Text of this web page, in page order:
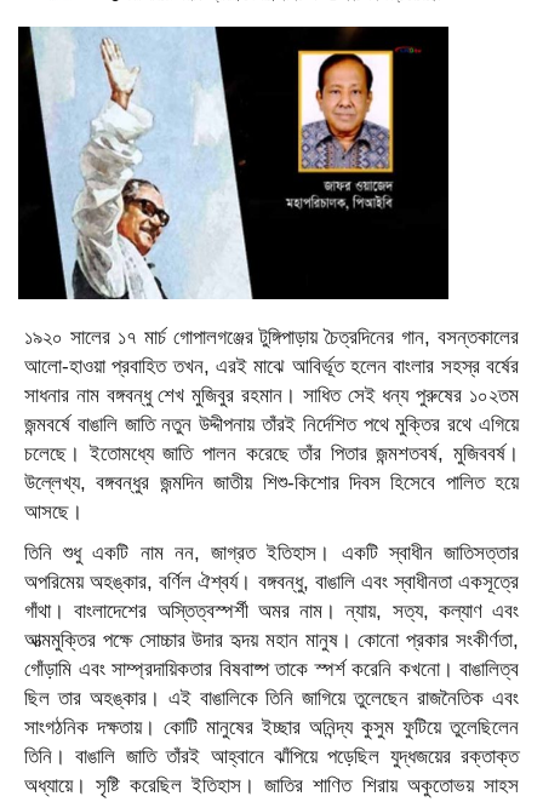
১৯২০ সালের ১৭ মার্চ গোপালগঞ্জের টুঙ্গিপাড়ায় চৈত্রদিনের গান, বসন্তকালের
আলো-হাওয়া প্রবাহিত তখন, এরই মাঝে আবির্ভূত হলেন বাংলার সহস্র বর্ষের
সাধনার নাম বঙ্গবন্ধু শেখ মুজিবুর রহমান। সাধিত সেই ধন্য পুরুষের ১০২তম
জন্মবর্ষে বাঙালি জাতি নতুন উদ্দীপনায় তাঁরই নির্দেশিত পথে মুক্তির রথে এগিয়ে
চলেছে। ইতোমধ্যে জাতি পালন করেছে তাঁর পিতার জন্মশতবর্ষ, মুজিববর্ষ।
উল্লেখ্য, বঙ্গবন্ধুর জন্মদিন জাতীয় শিশু-কিশোর দিবস হিসেবে পালিত হয়ে
আসছে।
তিনি শুধু একটি নাম নন, জাগ্রত ইতিহাস। একটি স্বাধীন জাতিসত্তার
অপরিমেয় অহঙ্কার, বর্ণিল ঐশ্বর্য। বঙ্গবন্ধু, বাঙালি এবং স্বাধীনতা একসূত্রে
গাঁথা। বাংলাদেশের অস্তিত্বস্পর্শী অমর নাম। ন্যায়, সত্য, কল্যাণ এবং
আত্মমুক্তির পক্ষে সোচ্চার উদার হৃদয় মহান মানুষ। কোনো প্রকার সংকীর্ণতা,
গোঁড়ামি এবং সাম্প্রদায়িকতার বিষবাষ্প তাকে স্পর্শ করেনি কখনো। বাঙালিত্ব
ছিল তার অহঙ্কার। এই বাঙালিকে তিনি জাগিয়ে তুলেছেন রাজনৈতিক এবং
সাংগঠনিক দক্ষতায়। কোটি মানুষের ইচ্ছার অনিন্দ্য কুসুম ফুটিয়ে তুলেছিলেন
তিনি। বাঙালি জাতি তাঁরই আহ্বানে ঝাঁপিয়ে পড়েছিল যুদ্ধজয়ের রক্তাক্ত
অধ্যায়ে। সৃষ্টি করেছিল ইতিহাস। জাতির শাণিত শিরায় অকুতোভয় সাহস